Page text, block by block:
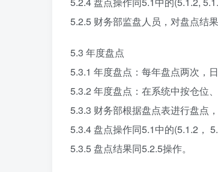
5.2.5 财务部监盘人员，对盘点结
5.3 年度盘点
5.3.1 年度盘点：每年盘点两次，
5.3.2 年度盘点：在系统中按仓位
5.3.3 财务部根据盘点表进行盘点
5.3.4 盘点操作同5.1中的(5.1.2，
5.3.5 盘点结果同5.2.5操作。